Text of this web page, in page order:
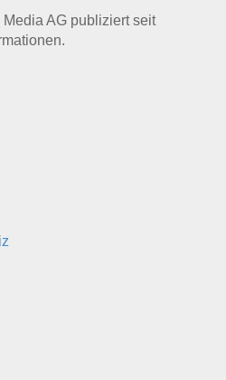
AG publiziert seit